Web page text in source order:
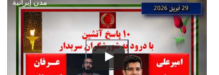
مدن إيرانية